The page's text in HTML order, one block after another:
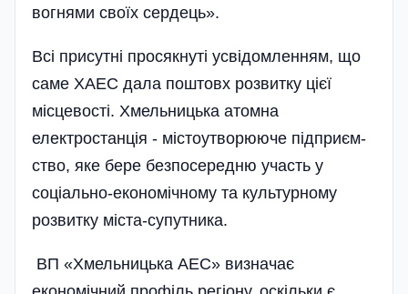
вогнями своїх сердець».
Всі присутні просякнуті усвідомленням, що
саме ХАЕС дала поштовх розвитку цієї
місцево­сті. Хмельницька атомна
електростанція - містоутворююче підпри­єм­­
ство, яке бере безпосе­редню участь у
соціально-економічному та культурному
розвитку міста-супутник­а.
ВП «Хме­льницька АЕС» визначає